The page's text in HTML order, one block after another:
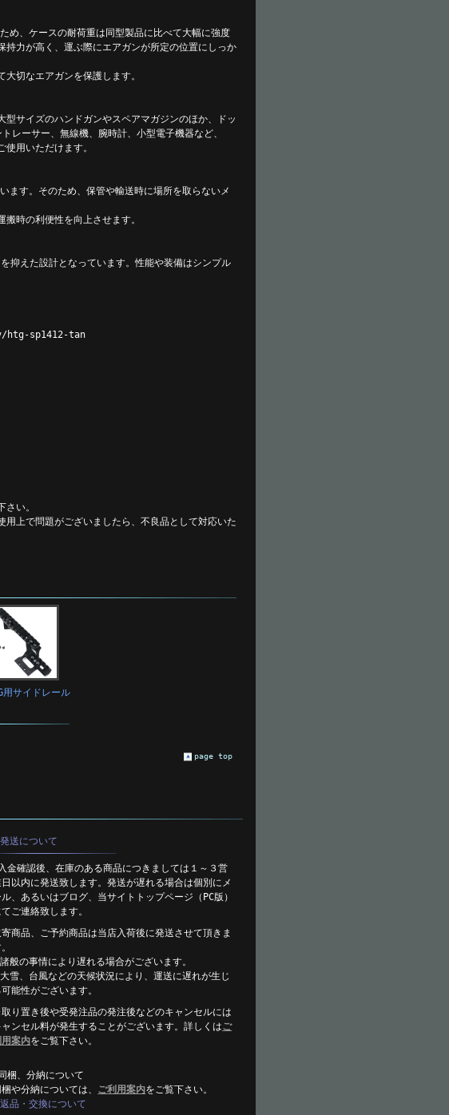
め、ケースの耐荷重は同型製品に比べて大幅に強度
力が高く、運ぶ際にエアガンが所定の位置にしっか
切なエアガンを保護します。
サイズのハンドガンやスペアマガジンのほか、ドッ
レーサー、無線機、腕時計、小型電子機器など、
用いただけます。
ます。そのため、保管や輸送時に場所を取らないメ
時の利便性を向上させます。
抑えた設計となっています。性能や装備はシンプル
htg-sp1412-tan
い。
用上で問題がございましたら、不良品として対応いた
用サイドレール
page top
発送について
金確認後、在庫のある商品につきましては１～３営
日以内に発送致します。発送が遅れる場合は個別にメ
ル、あるいはブログ、当サイトトップページ（PC版）
てご連絡致します。
商品、ご予約商品は当店入荷後に発送させて頂きま
般の事情により遅れる場合がございます。
雪、台風などの天候状況により、運送に遅れが生じ
可能性がございます。
り置き後や受発注品の発注後などのキャンセルには
ャンセル料が発生することがございます。詳しくはご
用案内をご覧下さい。
梱、分納について
梱や分納については、 ご利用案内をご覧下さい。
返品・交換について